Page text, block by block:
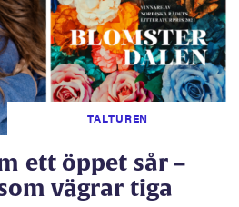
TALTUREN
ett öppet sår –
vägrar tiga